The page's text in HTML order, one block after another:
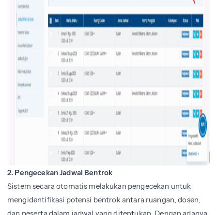
2. Pengecekan Jadwal Bentrok
Sistem secara otomatis melakukan pengecekan untuk
mengidentifikasi potensi bentrok antara ruangan, dosen,